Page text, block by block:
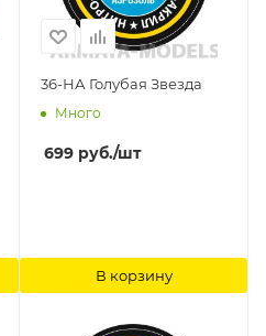
36-НА Голубая Звезда
Много
699 руб./шт
В корзину